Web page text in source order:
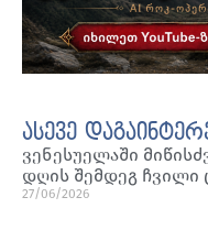
ასევე
ვენესუელაში
დღის შემდეგ ჩვილი
27/06/2026